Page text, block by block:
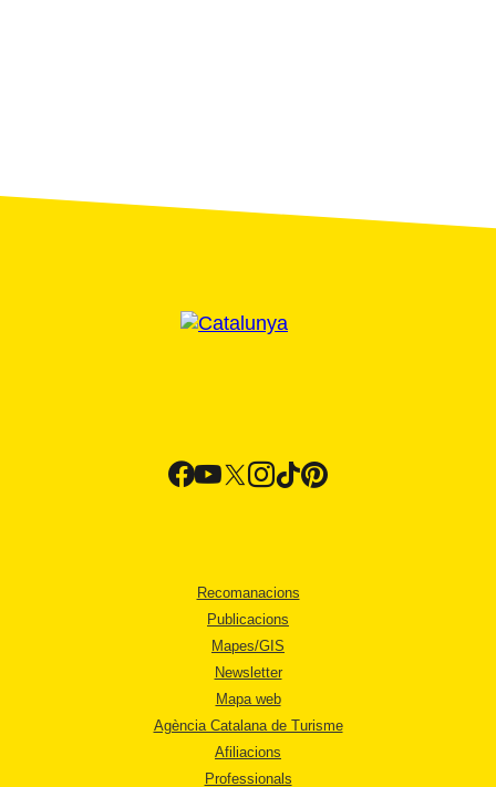
Recomanacions
Publicacions
Mapes/GIS
Newsletter
Mapa web
Agència Catalana de Turisme
Afiliacions
Professionals